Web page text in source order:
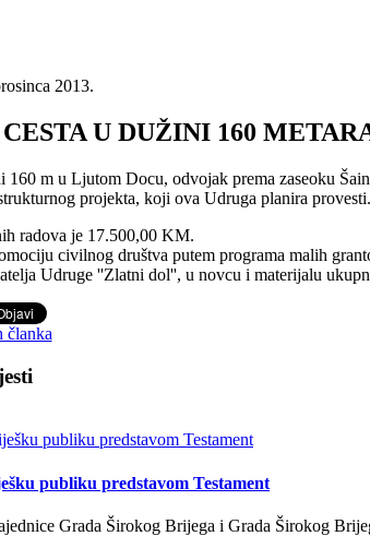
2013.
U DUŽINI 160
m u Ljutom Docu, odvojak prema zaseoku
projekta, koji ova Udruga planira provesti.
radova je 17.500,00 KM.
civilnog društva putem programa malih
Udruge ''Zlatni dol'', u novcu i materijalu
članka
publiku predstavom Testament
Grada Širokog Brijega i Grada Širokog